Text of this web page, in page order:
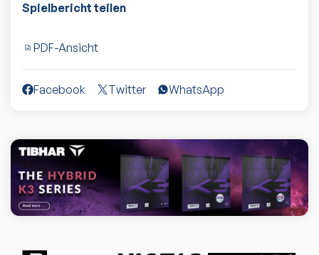
Spielbericht teilen
PDF-Ansicht
Facebook Twitter WhatsApp